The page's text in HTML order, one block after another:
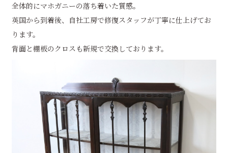
全体的にマホガニーの落ち着いた質感。
英国から到着後、自社工房で修復スタッフが丁寧に仕上げてお
ります。
背面と棚板のクロスも新規で交換しております。